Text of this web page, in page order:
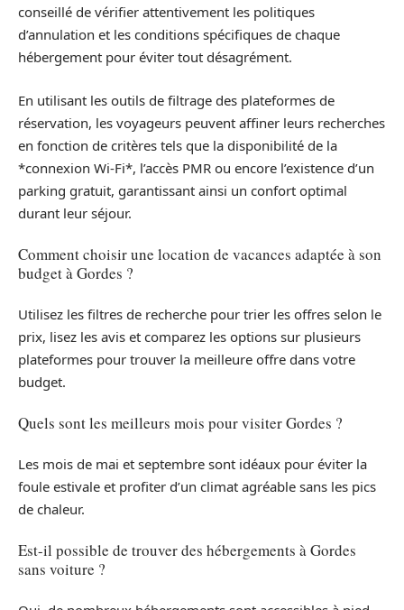
conseillé de vérifier attentivement les politiques
d’annulation et les conditions spécifiques de chaque
hébergement pour éviter tout désagrément.
En utilisant les outils de filtrage des plateformes de
réservation, les voyageurs peuvent affiner leurs recherches
en fonction de critères tels que la disponibilité de la
*connexion Wi-Fi*, l’accès PMR ou encore l’existence d’un
parking gratuit, garantissant ainsi un confort optimal
durant leur séjour.
Comment choisir une location de vacances adaptée à son
budget à Gordes ?
Utilisez les filtres de recherche pour trier les offres selon le
prix, lisez les avis et comparez les options sur plusieurs
plateformes pour trouver la meilleure offre dans votre
budget.
Quels sont les meilleurs mois pour visiter Gordes ?
Les mois de mai et septembre sont idéaux pour éviter la
foule estivale et profiter d’un climat agréable sans les pics
de chaleur.
Est-il possible de trouver des hébergements à Gordes
sans voiture ?